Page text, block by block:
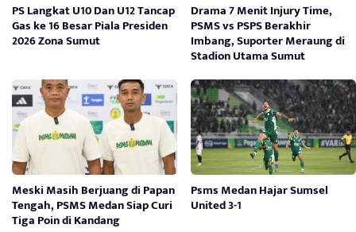
PS Langkat U10 Dan U12 Tancap
Gas ke 16 Besar Piala Presiden
2026 Zona Sumut
Drama 7 Menit Injury Time,
PSMS vs PSPS Berakhir
Imbang, Suporter Meraung di
Stadion Utama Sumut
Meski Masih Berjuang di Papan
Tengah, PSMS Medan Siap Curi
Tiga Poin di Kandang
Psms Medan Hajar Sumsel
United 3-1